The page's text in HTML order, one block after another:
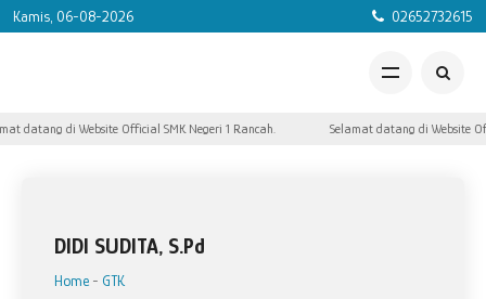
Kamis, 06-08-2026 02652732615
datang di Website Official SMK Negeri 1 Rancah. Selamat datang di Website
DIDI SUDITA, S.Pd
Home - GTK